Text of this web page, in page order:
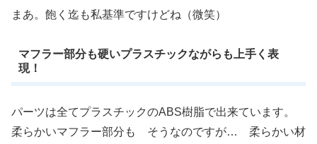
まあ。飽く迄も私基準ですけどね（微笑）
マフラー部分も硬いプラスチックながらも上手く表
現！
パーツは全てプラスチックのABS樹脂で出来ています。
柔らかいマフラー部分も そうなのですが… 柔らかい材